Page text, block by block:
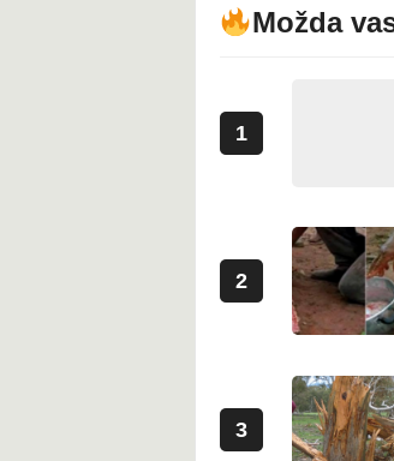
Možda
1
2
3